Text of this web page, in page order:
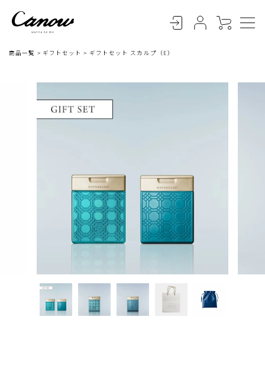
商品一覧 ギフトセット ギフトセット スカルプ（E）